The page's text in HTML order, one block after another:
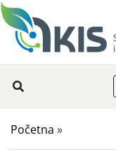
Početna »